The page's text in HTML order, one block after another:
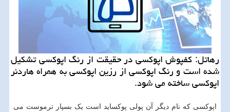
رهاتل: كفپوش اپوكسی در حقیقت از رنگ اپوكسی تشكیل
شده است و رنگ اپوكسی از رزین اپوكسی به همراه هاردنر
اپوكسی ساخته می شود.
اپوکسی که نام دیگر آن پولی پوکساید است یک بسپار ترموست می